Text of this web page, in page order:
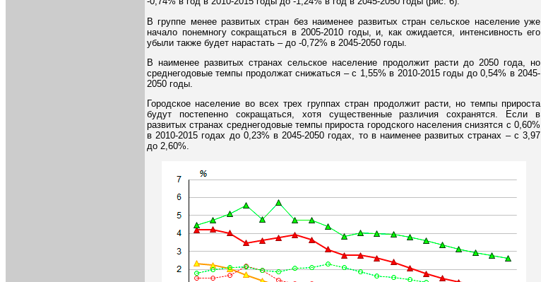
В группе менее развитых стран без наименее развитых стран сельское население уже
начало понемногу сокращаться в 2005-2010 годы, и, как ожидается, интенсивность его
убыли также будет нарастать – до -0,72% в 2045-2050 годы.
В наименее развитых странах сельское население продолжит расти до 2050 года, но
среднегодовые темпы продолжат снижаться – с 1,55% в 2010-2015 годы до 0,54% в 2045-
2050 годы.
Городское население во всех трех группах стран продолжит расти, но темпы прироста
будут постепенно сокращаться, хотя существенные различия сохранятся. Если в
развитых странах среднегодовые темпы прироста городского населения снизятся с 0,60%
в 2010-2015 годах до 0,23% в 2045-2050 годах, то в наименее развитых странах – с 3,97
до 2,60%.